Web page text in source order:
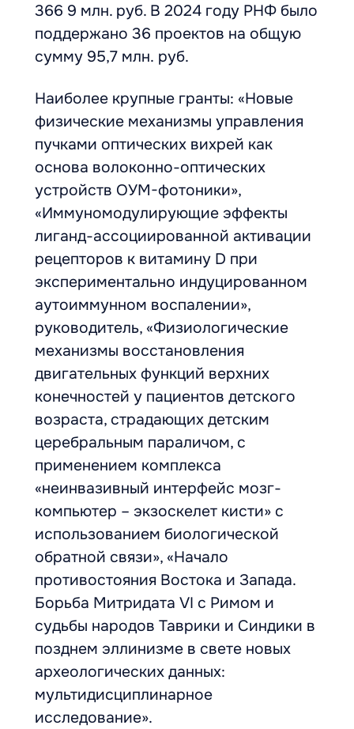
366 9 млн. руб. В 2024 году РНФ было
поддержано 36 проектов на общую
сумму 95,7 млн. руб.
Наиболее крупные гранты: «Новые
физические механизмы управления
пучками оптических вихрей как
основа волоконно-оптических
устройств ОУМ-фотоники»,
«Иммуномодулирующие эффекты
лиганд-ассоциированной активации
рецепторов к витамину D при
экспериментально индуцированном
аутоиммунном воспалении»,
руководитель, «Физиологические
механизмы восстановления
двигательных функций верхних
конечностей у пациентов детского
возраста, страдающих детским
церебральным параличом, с
применением комплекса
«неинвазивный интерфейс мозг-
компьютер – экзоскелет кисти» с
использованием биологической
обратной связи», «Начало
противостояния Востока и Запада.
Борьба Митридата VI с Римом и
судьбы народов Таврики и Синдики в
позднем эллинизме в свете новых
археологических данных:
мультидисциплинарное
исследование».